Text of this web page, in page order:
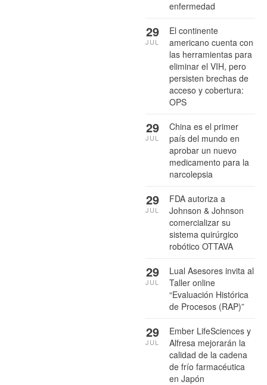
enfermedad
El continente
americano cuenta con
las herramientas para
eliminar el VIH, pero
persisten brechas de
acceso y cobertura:
OPS
29
JUL
China es el primer
país del mundo en
aprobar un nuevo
medicamento para la
narcolepsia
29
JUL
FDA autoriza a
Johnson & Johnson
comercializar su
sistema quirúrgico
robótico OTTAVA
29
JUL
Lual Asesores invita al
Taller online
“Evaluación Histórica
de Procesos (RAP)”
29
JUL
Ember LifeSciences y
Alfresa mejorarán la
calidad de la cadena
de frío farmacéutica
en Japón
29
JUL